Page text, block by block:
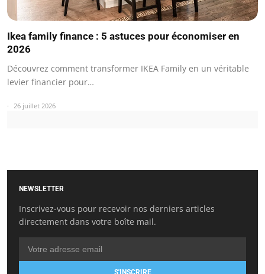
Ikea family finance : 5 astuces pour économiser en
2026
Découvrez comment transformer IKEA Family en un véritable
levier financier pour…
26 juillet 2026
NEWSLETTER
Inscrivez-vous pour recevoir nos derniers articles
directement dans votre boîte mail.
S'INSCRIRE